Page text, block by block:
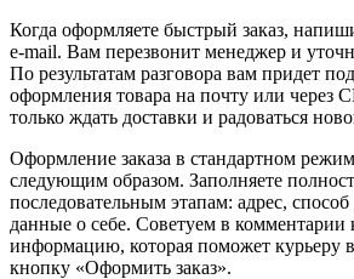
Когда оформляете быстрый заказ,
e-mail. Вам перезвонит менеджер и
По результатам разговора вам придет
оформления товара на почту или через
только ждать доставки и радоваться
Оформление заказа в стандартном
следующим образом. Заполняете
последовательным этапам: адрес,
данные о себе. Советуем в комментарии
информацию, которая поможет курьеру
кнопку «Оформить заказ».